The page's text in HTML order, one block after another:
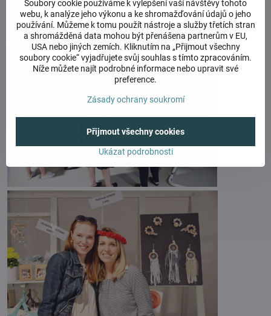
Soubory cookie používáme k vylepšení vaší návštěvy tohoto
webu, k analýze jeho výkonu a ke shromažďování údajů o jeho
používání. Můžeme k tomu použít nástroje a služby třetích stran
a shromážděná data mohou být přenášena partnerům v EU,
USA nebo jiných zemích. Kliknutím na „Přijmout všechny
soubory cookie“ vyjadřujete svůj souhlas s tímto zpracováním.
Níže můžete najít podrobné informace nebo upravit své
preference.
Zásady ochrany soukromí
Ukázat podrobnosti
Přijmout všechny cookies